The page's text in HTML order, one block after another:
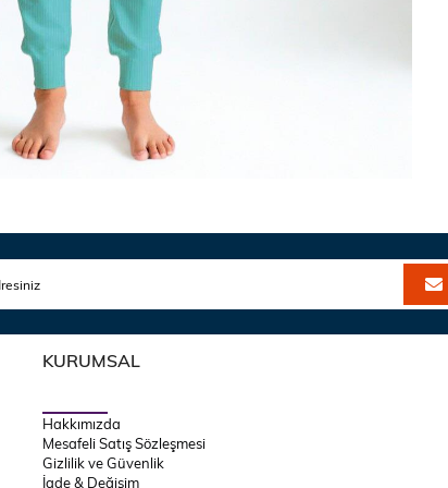
KURUMSAL
Hakkımızda
Mesafeli Satış Sözleşmesi
Gizlilik ve Güvenlik
İade & Değişim